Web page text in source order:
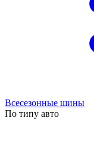
Всесезонные шины
По типу авто